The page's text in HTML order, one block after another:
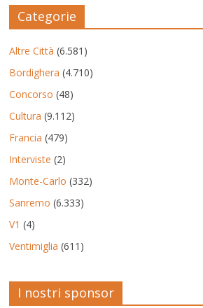
Categorie
Altre Città (6.581)
Bordighera (4.710)
Concorso (48)
Cultura (9.112)
Francia (479)
Interviste (2)
Monte-Carlo (332)
Sanremo (6.333)
V1 (4)
Ventimiglia (611)
I nostri sponsor